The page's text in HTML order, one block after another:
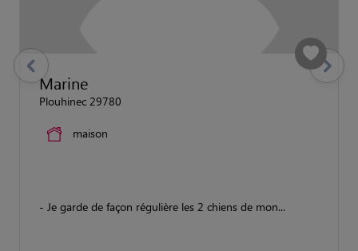
Marine
Plouhinec 29780
maison
- Je garde de façon régulière les 2 chiens de mon...
previous Suivant